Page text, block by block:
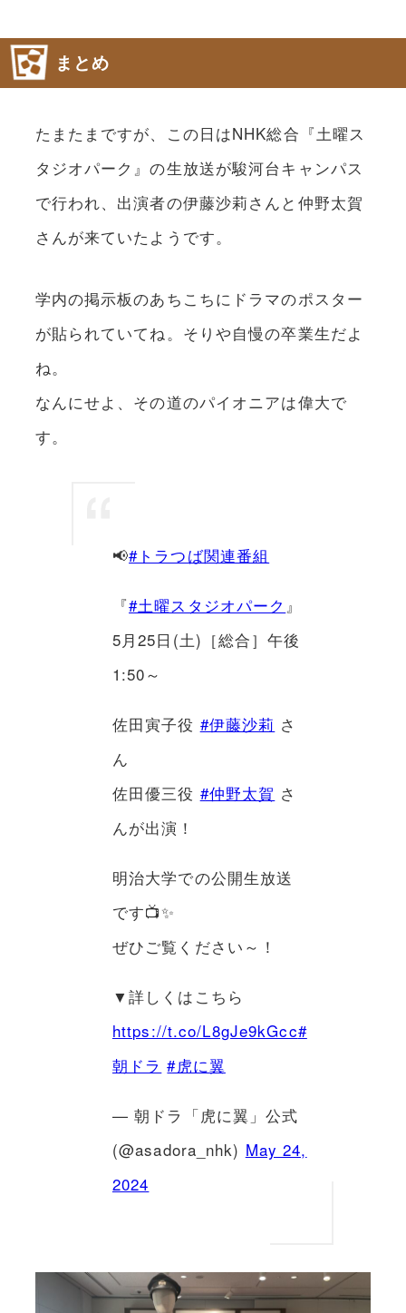
まとめ
たまたまですが、この日はNHK総合『土曜ス
タジオパーク』の生放送が駿河台キャンパス
で行われ、出演者の伊藤沙莉さんと仲野太賀
さんが来ていたようです。
学内の掲示板のあちこちにドラマのポスター
が貼られていてね。そりや自慢の卒業生だよ
ね。
なんにせよ、その道のパイオニアは偉大で
す。
📢#トラつば関連番組
『#土曜スタジオパーク 』
5月25日(土)［総合］午後
1:50～
佐田寅子役 #伊藤沙莉 さ
ん
佐田優三役 #仲野太賀 さ
んが出演！
明治大学での公開生放送
です📺✨
ぜひご覧ください～！
▼詳しくはこちら
https://t.co/L8gJe9kGcc#
朝ドラ #虎に翼
— 朝ドラ「虎に翼」公式
(@asadora_nhk) May 24,
2024